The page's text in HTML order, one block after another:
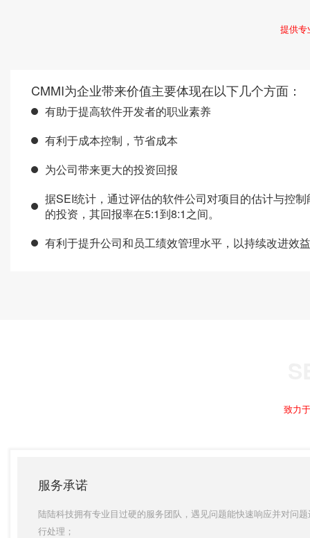
提供专
CMMI为企业带来价值主要体现在以下几个方面：
有助于提高软件开发者的职业素养
有利于成本控制，节省成本
为公司带来更大的投资回报
据SEI统计，通过评估的软件公司对项目的估计与控
的投资，其回报率在5:1到8:1之间。
有利于提升公司和员工绩效管理水平，以持续改进效益
致力
服务承诺
陆陆科技拥有专业目过硬的服务团队，遇见问题能快速响应并对问
行处理；